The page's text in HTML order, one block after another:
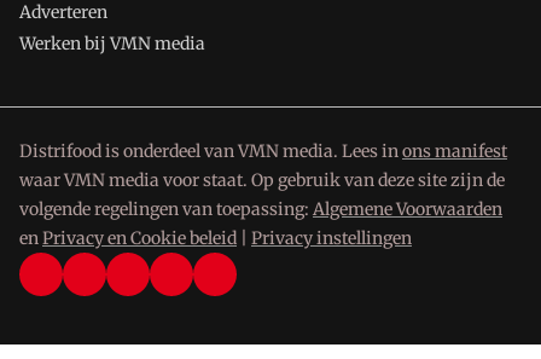
Adverteren
Werken bij VMN media
Distrifood is onderdeel van VMN media. Lees inons manifest
waar VMN media voor staat. Op gebruik van deze site zijn de
volgende regelingen van toepassing: Algemene Voorwaarden
enPrivacy en Cookie beleid Privacy instellingen